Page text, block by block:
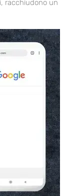
racchiudono un